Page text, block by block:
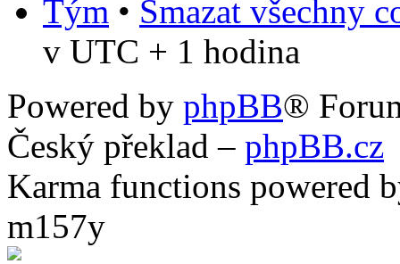
Tým • Smazat všechny
v UTC + 1 hodina
Powered by phpBB®
Český překlad – phpBB.cz
Karma functions powered
m157y